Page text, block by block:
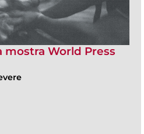
World Press